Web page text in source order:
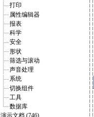
打印
属性编辑器
报表
科学
安全
形状
筛选与滚动
声音处理
系统
切换组件
工具
数据库